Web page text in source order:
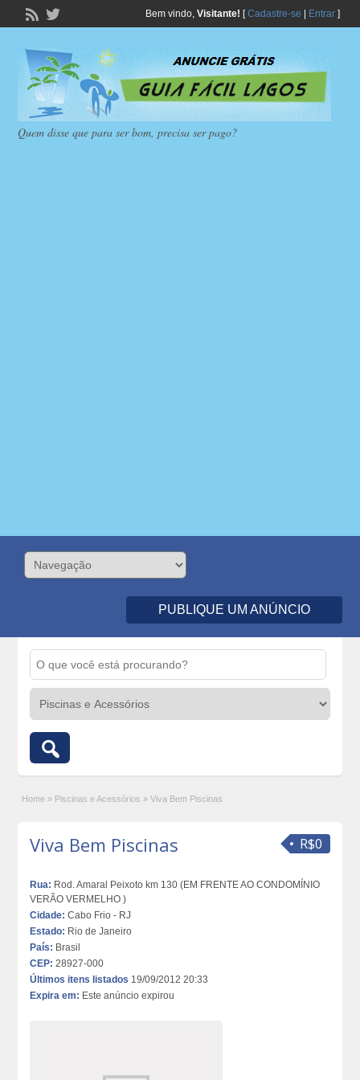
Bem vindo, Visitante! [Cadastre-se Entrar]
Quem disse que para ser bom, precisa ser pago?
PUBLIQUE UM ANÚNCIO
Home » Piscinas e Acessórios » Viva Bem Piscinas
R$0
Viva Bem Piscinas
Rua: Rod. Amaral Peixoto km 130 (EM FRENTE AO CONDOMÍNIO
VERÃO VERMELHO )
Cidade: Cabo Frio - RJ
Estado: Rio de Janeiro
País: Brasil
CEP: 28927-000
Últimos itens listados 19/09/2012 20:33
Expira em: Este anúncio expirou